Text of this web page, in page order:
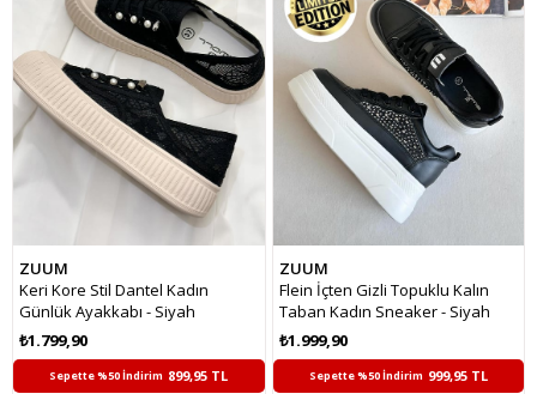
ZUUM
Keri Kore Stil Dantel Kadın
Günlük Ayakkabı - Siyah
₺1.799,90
Sepette %50 İndirim 899,95 TL
ZUUM
Flein İçten Gizli Topuklu Kalın
Taban Kadın Sneaker - Siyah
₺1.999,90
Sepette %50 İndirim 999,95 TL